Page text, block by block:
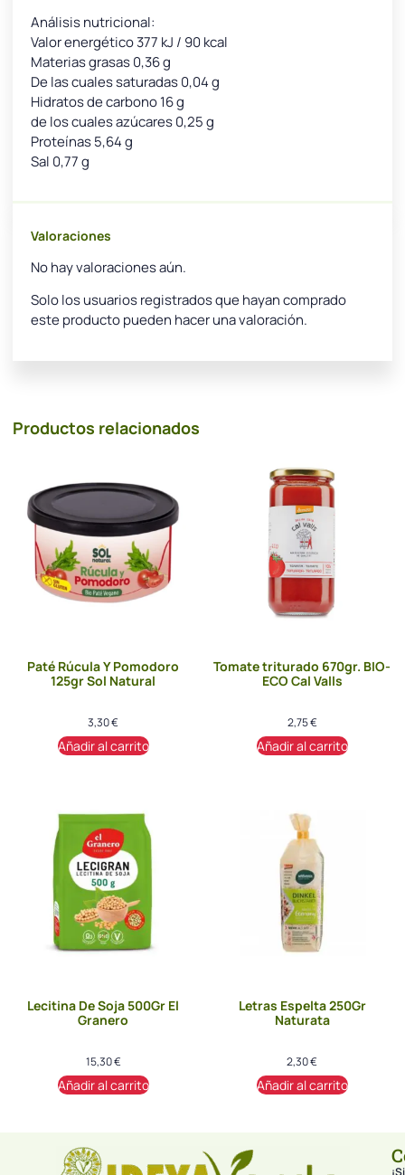
Análisis nutricional:
Valor energético 377 kJ / 90 kcal
Materias grasas 0,36 g
De las cuales saturadas 0,04 g
Hidratos de carbono 16 g
de los cuales azúcares 0,25 g
Proteínas 5,64 g
Sal 0,77 g
Valoraciones
No hay valoraciones aún.
Solo los usuarios registrados que hayan comprado
este producto pueden hacer una valoración.
Productos relacionados
Paté Rúcula Y Pomodoro
125gr Sol Natural
3,30€
Añadir al carrito
Tomate triturado 670gr. BIO-
ECO Cal Valls
2,75€
Añadir al carrito
Lecitina De Soja 500Gr El
Granero
15,30€
Añadir al carrito
Letras Espelta 250Gr
Naturata
2,30€
Añadir al carrito